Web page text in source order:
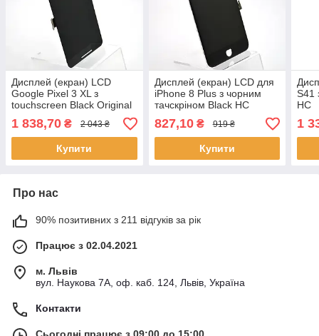
Дисплей (екран) LCD
Google Pixel 3 XL з
touchscreen Black Original
1 838,70 ₴ 2 043 ₴
Купити
Дисплей (екран) LCD для
iPhone 8 Plus з чорним
тачскріном Black HC
827,10₴ 919 ₴
Купити
S41
HC
1
Про нас
90% позитивних з 211 відгуків за рік
Працює з 02.04.2021
м. Львів
вул. Наукова 7А, оф. каб. 124, Львів, Україна
Контакти